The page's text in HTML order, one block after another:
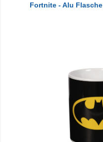
Fortnite - Alu Flasche